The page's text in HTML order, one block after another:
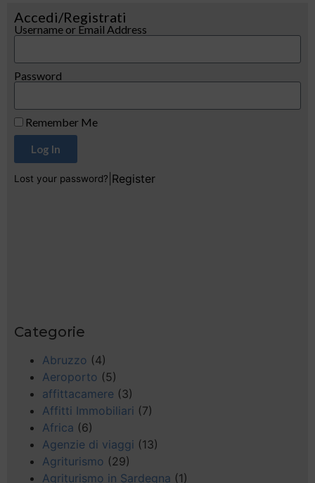
Accedi/Registrati
Username or Email Address
Password
Remember Me
Log In
Lost your password? Register
Categorie
Abruzzo (4)
Aeroporto (5)
affittacamere (3)
Affitti Immobiliari (7)
Africa (6)
Agenzie di viaggi (13)
Agriturismo (29)
Agriturismo in Sardegna (1)